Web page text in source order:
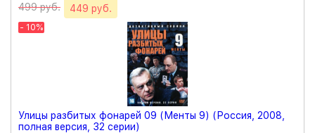
499 руб.
449 руб.
- 10%
Улицы разбитых фонарей 09 (Менты 9) (Россия, 2008,
полная версия, 32 серии)